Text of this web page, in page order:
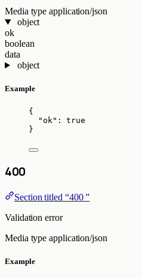
Media type application/json
object
ok
boolean
data
object
Example
{
"ok" : true
}
400
Section titled “400 ”
Validation error
Media type application/json
Example